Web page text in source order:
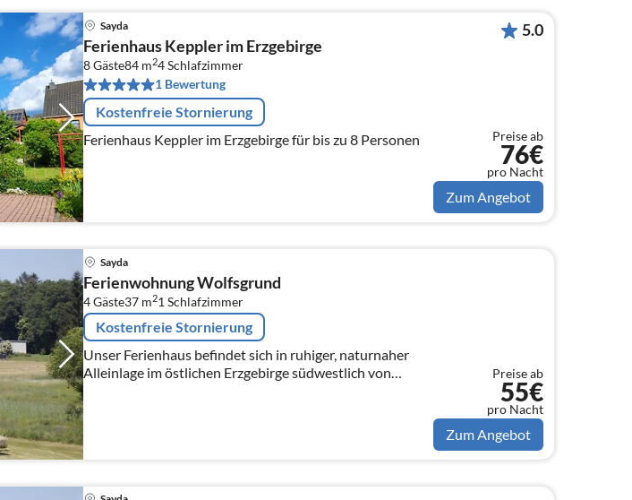
Sayda
Ferienhaus Keppler im Erzgebirge
8 Gäste84 m24Schlafzimmer
1 Bewertung
Kostenfreie Stornierung
Ferienhaus Keppler im Erzgebirge für bis zu 8 Personen
5.0
Preise ab
76€
pro Nacht
Zum Angebot
Sayda
Ferienwohnung Wolfsgrund
4 Gäste37 m21 Schlafzimmer
Kostenfreie Stornierung
Unser Ferienhaus befindet sich in ruhiger, naturnaher
Alleinlage im östlichen Erzgebirge südwestlich von
Dresden und unweit von Seiffen.
Preise ab
55€
pro Nacht
Zum Angebot